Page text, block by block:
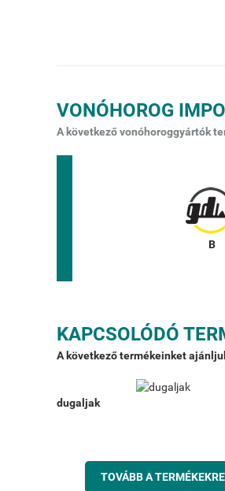
VONÓHOROG
A következő vonóhoroggyártók
KAPCSOLÓDÓ
A következő termékeinket
dugaljak
TOVÁBB A TERMÉKEKRE